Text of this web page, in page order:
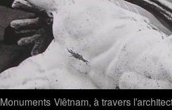
Monuments Viêtnam, à travers